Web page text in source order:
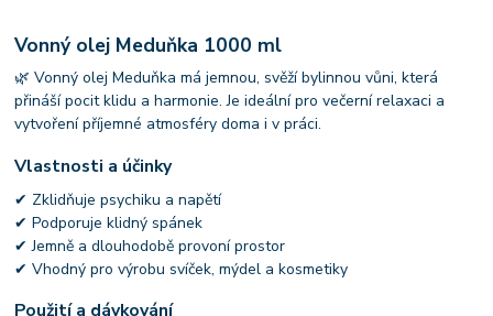
Vonný olej Meduňka 1000 ml
🌿 Vonný olej Meduňka má jemnou, svěží bylinnou vůni, která
přináší pocit klidu a harmonie. Je ideální pro večerní relaxaci a
vytvoření příjemné atmosféry doma i v práci.
Vlastnosti a účinky
✔ Zklidňuje psychiku a napětí
✔ Podporuje klidný spánek
✔ Jemně a dlouhodobě provoní prostor
✔ Vhodný pro výrobu svíček, mýdel a kosmetiky
Použití a dávkování